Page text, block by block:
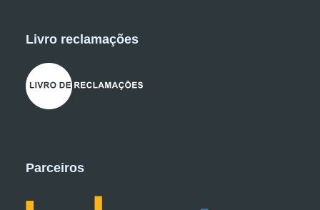
Livro reclamações
Parceiros